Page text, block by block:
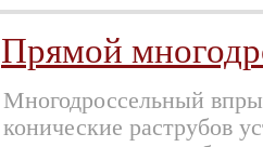
Прямой
Многодроссельный
конические раструбов